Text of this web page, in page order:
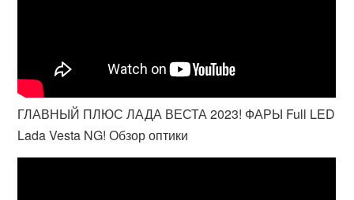
ГЛАВНЫЙ ПЛЮС ЛАДА ВЕСТА 2023! ФАРЫ Full LED
Lada Vesta NG! Обзор оптики